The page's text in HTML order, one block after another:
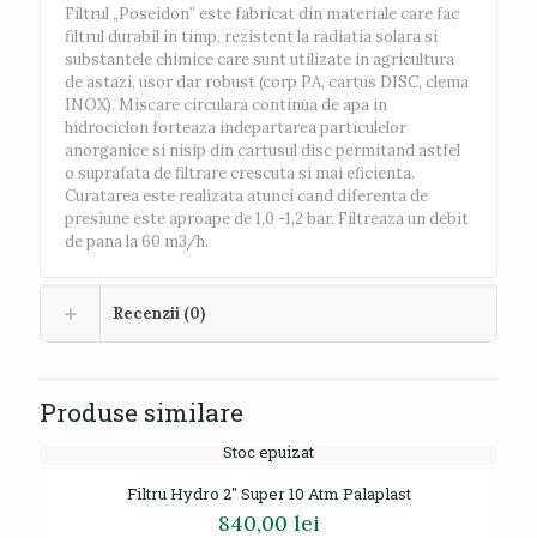
Filtrul „Poseidon” este fabricat din materiale care fac
filtrul durabil in timp, rezistent la radiatia solara si
substantele chimice care sunt utilizate in agricultura
de astazi, usor dar robust (corp PA, cartus DISC, clema
INOX). Miscare circulara continua de apa in
hidrociclon forteaza indepartarea particulelor
anorganice si nisip din cartusul disc permitand astfel
o suprafata de filtrare crescuta si mai eficienta.
Curatarea este realizata atunci cand diferenta de
presiune este aproape de 1,0 -1,2 bar. Filtreaza un debit
de pana la 60 m3/h.
Recenzii (0)
Produse similare
Stoc epuizat
Filtru Hydro 2″ Super 10 Atm Palaplast
840,00 lei